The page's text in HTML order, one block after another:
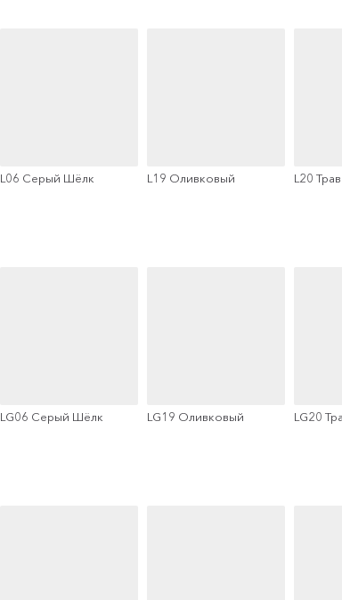
L06 Серый Шёлк L19 Оливковый L20
LG06 Серый Шёлк LG19 Оливковый LG20